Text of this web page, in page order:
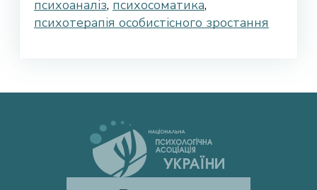
психоаналіз, психосоматика,
психотерапія особистісного зростання